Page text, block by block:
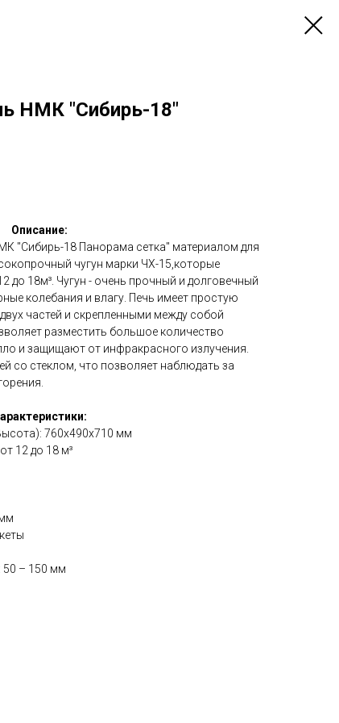
НМК "Сибирь-18"
Описание:
"Сибирь-18 Панорама сетка" материалом для
чугун марки ЧХ-15,которые
до 18м³. Чугун - очень прочный и долговечный
колебания и влагу. Печь имеет простую
частей и скрепленными между собой
разместить большое количество
и защищают от инфракрасного излучения.
со стеклом, что позволяет наблюдать за
760х490х710 мм
12 до 18 м³
50 – 150 мм